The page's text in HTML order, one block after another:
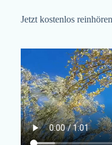
Jetzt kostenlos reinhören